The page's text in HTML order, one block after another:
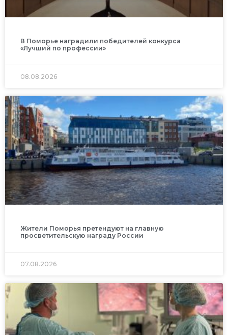
В Поморье наградили победителей конкурса
«Лучший по профессии»
08.08.2026
Жители Поморья претендуют на главную
просветительскую награду России
07.08.2026